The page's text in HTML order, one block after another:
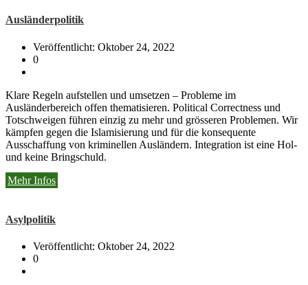
Ausländerpolitik
Veröffentlicht: Oktober 24, 2022
0
Klare Regeln aufstellen und umsetzen – Probleme im
Ausländerbereich offen thematisieren. Political Correctness und
Totschweigen führen einzig zu mehr und grösseren Problemen. Wir
kämpfen gegen die Islamisierung und für die konsequente
Ausschaffung von kriminellen Ausländern. Integration ist eine Hol-
und keine Bringschuld.
Mehr Infos
Asylpolitik
Veröffentlicht: Oktober 24, 2022
0